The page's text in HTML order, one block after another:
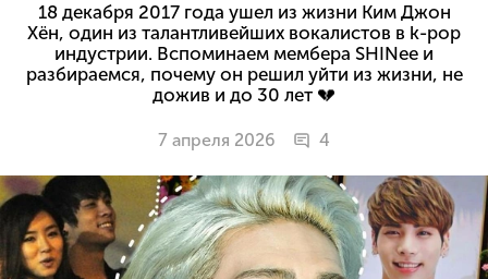
18 декабря 2017 года ушел из жизни Ким Джон
Хён, один из талантливейших вокалистов в k-pop
индустрии. Вспоминаем мембера SHINee и
разбираемся, почему он решил уйти из жизни, не
дожив и до 30 лет 💔
7 апреля 2026 4